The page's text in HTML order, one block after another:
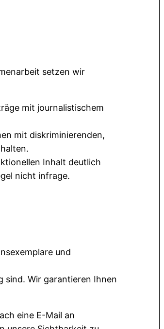
setzen wir
mit journalistischem
mit diskriminierenden,
Inhalt deutlich
nicht infrage.
und
sind. Wir garantieren Ihnen
eine E-Mail an